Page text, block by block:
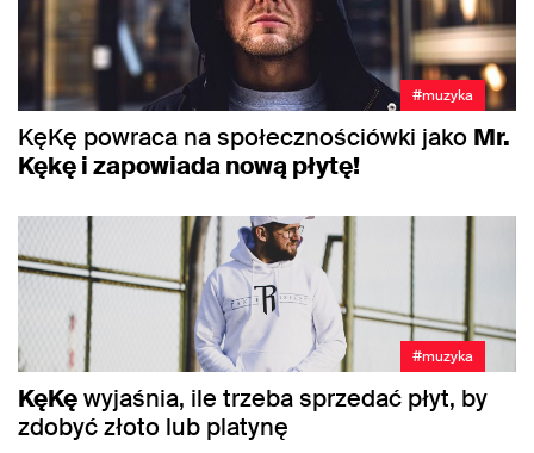
#muzyka
KęKę powraca na społecznościówki jako Mr.
Kękę i zapowiada nową płytę!
#muzyka
KęKęwyjaśnia, ile trzeba sprzedać płyt, by
zdobyć złoto lub platynę